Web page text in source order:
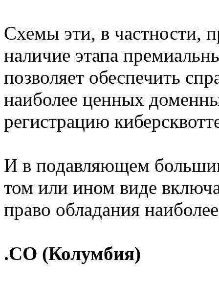
Схемы эти, в частности,
наличие этапа
позволяет обеспечить
наиболее ценных
регистрацию
И в подавляющем
том или ином виде
право обладания
.CO (Колумбия)